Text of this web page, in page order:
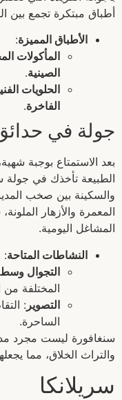
أطباق مبتكرة تجمع بين
الأطباق المميزة:
المأكولات
الصينية.
الحلويات
الفاخرة.
جولة في
بعد الاستمتاع بوجبة
الطبيعة تأخذك في جولة
والسكينة بين صخب
المعمرة والأزهار
المشاغل اليومية.
النشاطات المتاحة:
التجوال وسط
المختلفة من
التصوير :
الساحرة.
سنغافورة ليست مجرد
والتراث الخلاق، مما
سريلانكا